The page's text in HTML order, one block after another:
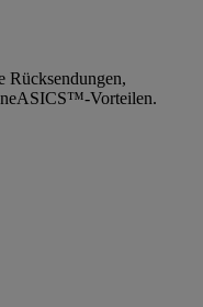
Rücksendungen,
Vorteilen.